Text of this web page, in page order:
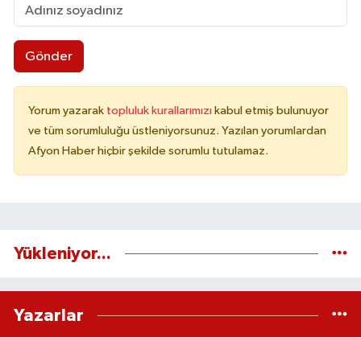
Gönder
Yorum yazarak topluluk kurallarımızı kabul etmiş bulunuyor
ve tüm sorumluluğu üstleniyorsunuz. Yazılan yorumlardan
Afyon Haber hiçbir şekilde sorumlu tutulamaz.
Yükleniyor...
Yazarlar